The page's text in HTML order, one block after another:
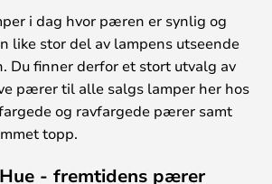
i dag hvor pæren er synlig og
like stor del av lampens utseende
Du finner derfor et stort utvalg av
pærer til alle salgs lamper her hos
og ravfargede pærer samt
topp.
- fremtidens pærer